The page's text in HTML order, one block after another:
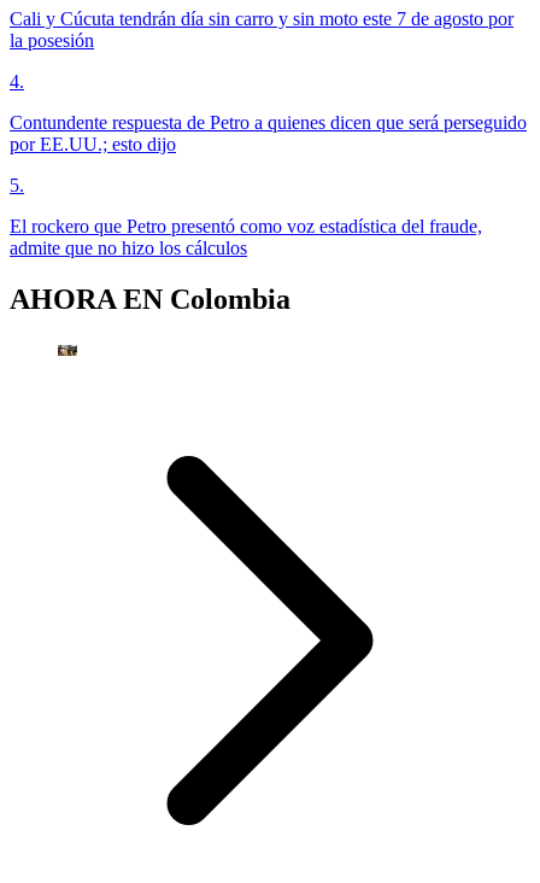
Cali y Cúcuta tendrán día sin carro y sin moto este 7 de agosto por
la posesión
4.
Contundente respuesta de Petro a quienes dicen que será perseguido
por EE.UU.; esto dijo
5.
El rockero que Petro presentó como voz estadística del fraude,
admite que no hizo los cálculos
AHORA EN Colombia